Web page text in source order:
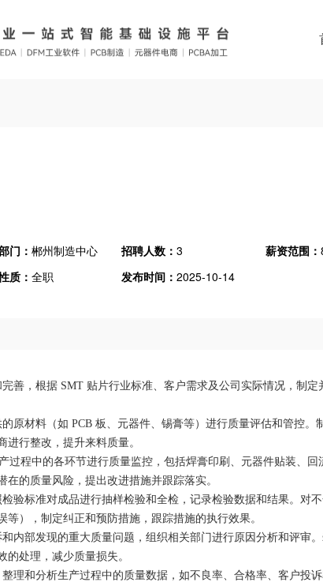
门： 郴州制造中心 招聘人数： 3 薪资范围：
质： 全职 发布时间： 2025-10-14
善，根据 SMT 贴片行业标准、客户需求及公司实际情况，制
原材料（如 PCB 板、元器件、锡膏等）进行质量评估和管控。
进行整改，提升来料质量。
过程中的各环节进行质量监控，包括焊膏印刷、元器件贴装、
在的质量风险，提出改进措施并跟踪落实。
验标准对成品进行抽样检验和全检，记录检验数据和结果。对
等），制定纠正和预防措施，跟踪措施的执行效果。
内部发现的重大质量问题，组织相关部门进行原因分析和评审
的处理，减少质量损失。
理和分析生产过程中的质量数据，如不良率、合格率、客户投